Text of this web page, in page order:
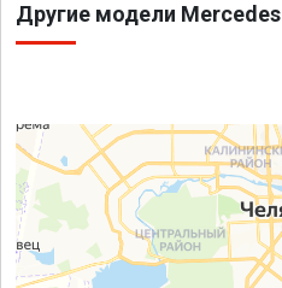
Другие модели Mercedes